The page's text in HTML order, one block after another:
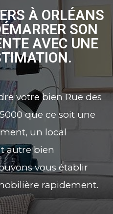
À ORLÉANS
SON
AVEC UNE
votre bien Rue des
que ce soit une
un local
autre bien
vous établir
rapidement.